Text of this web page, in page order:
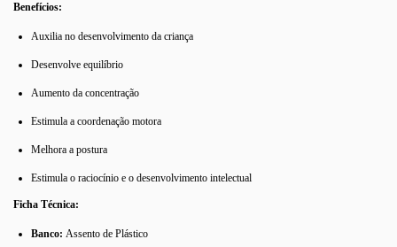
Benefícios:
Auxilia no desenvolvimento da criança
Desenvolve equilíbrio
Aumento da concentração
Estimula a coordenação motora
Melhora a postura
Estimula o raciocínio e o desenvolvimento intelectual
Ficha Técnica:
Banco: Assento de Plástico